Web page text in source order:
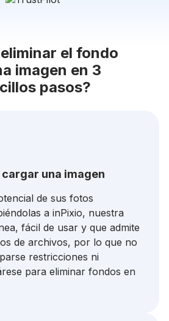
el fondo
imagen en 3
pasos?
una imagen
de sus fotos
a inPixio, nuestra
fácil de usar y que admite
de archivos, por lo que no
restricciones ni
para eliminar fondos en